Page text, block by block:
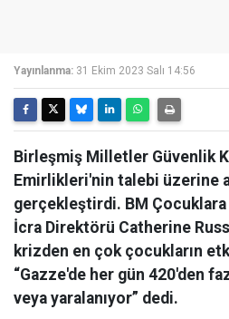
Yayınlanma: 31 Ekim 2023 Salı 14:56
Birleşmiş Milletler Güvenlik
Emirlikleri'nin talebi üzerine
gerçekleştirdi. BM Çocuklara
İcra Direktörü Catherine
krizden en çok çocukların
“Gazze'de her gün 420'den
veya yaralanıyor” dedi.